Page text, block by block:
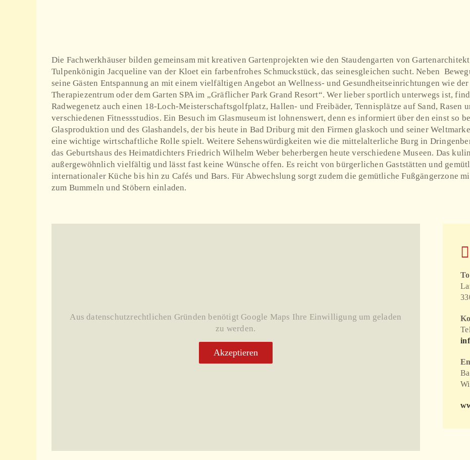
Die Fachwerkhäuser bilden gemeinsam mit kreativen Gartenprojekten wie den Staudengarten von
Tulpenkönigin Jacqueline van der Kloet ein farbenfrohes Schmuckstück, das seinesgleichen sucht. Neben
seine Gästen Entspannung an mit einem vielfältigen Angebot an Wellness- und Gesundheitseinrichtungen wie
Therapiezentrum oder dem Garten SPA im „Gräflicher Park Grand Resort“. Wer lieber sportlich unterwegs ist,
Radwegenetz auch einen 18-Loch-Meisterschaftsgolfplatz, Hallen- und Freibäder, Tennisplätze auf Sand, Rasen
verschiedenen Fitnessstudios. Ein Besuch im Glasmuseum ist lohnenswert, denn es informiert über den einst so
Glasproduktion und des Glashandels, der bis heute in Bad Driburg mit den Firmen glaskoch und seiner
eine wichtige wirtschaftliche Rolle spielt. Weitere Sehenswürdigkeiten wie die mittelalterliche Burg in
das Geburtshaus des Heimatdichters Friedrich Wilhelm Weber beherbergen heute verschiedene Museen. Das
außergewöhnlich vielfältig und lässt fast keine Wünsche offen. Es reicht von bürgerlichen Gaststätten und
internationaler Küche bis hin zu Cafés und Bars. Für Abwechslung sorgt zudem die gemütliche Fußgängerzone
zum Bummeln und Stöbern einladen.
Aus datenschutzrechtlichen Gründen benötigt Google Maps Ihre Einwilligung um geladen
zu werden.
Akzeptieren